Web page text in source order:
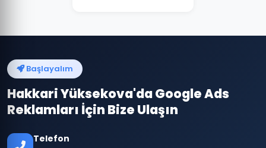
Başlayalım
Hakkari Yüksekova'da Google Ads
Reklamları İçin Bize Ulaşın
Telefon